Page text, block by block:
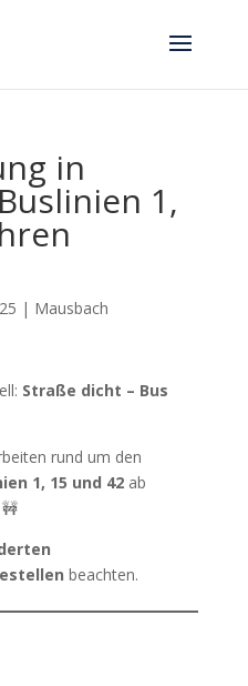
in
1,
| Mausbach
Straße dicht – Bus
rund um den
1, 15 und 42ab
beachten.